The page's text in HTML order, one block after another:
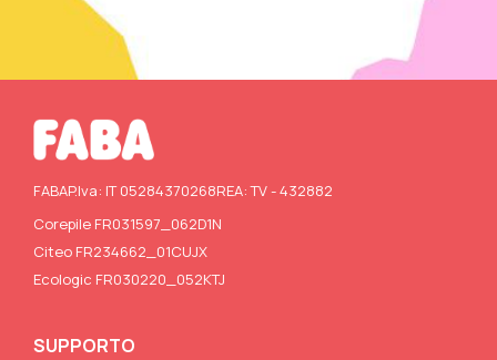
FABAP.Iva: IT 05284370268REA: TV - 432882
Corepile FR031597_062D1N
Citeo FR234662_01CUJX
Ecologic FR030220_052KTJ
SUPPORTO